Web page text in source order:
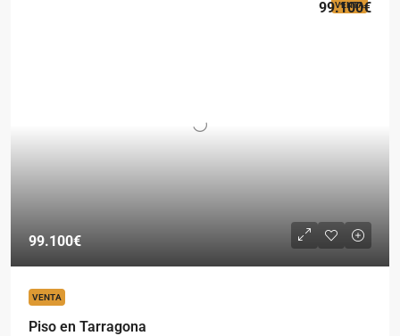
VENTA
99.100€
VENTA
Piso en Tarragona
99.100€